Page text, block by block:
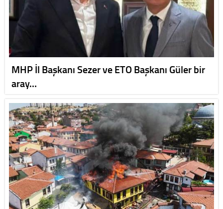
MHP İl Başkanı Sezer ve ETO Başkanı Güler bir
aray…